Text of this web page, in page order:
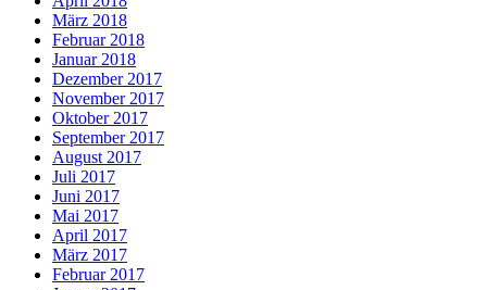
März 2018
Februar 2018
Januar 2018
Dezember 2017
November 2017
Oktober 2017
September 2017
August 2017
Juli 2017
Juni 2017
Mai 2017
April 2017
März 2017
Februar 2017